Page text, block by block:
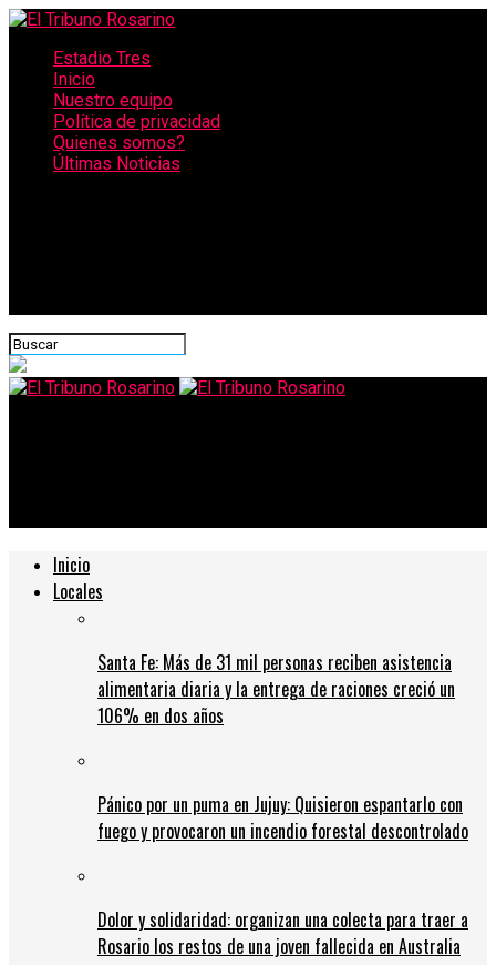
Estadio Tres
Inicio
Nuestro equipo
Política de privacidad
Quienes somos?
Últimas Noticias
Inicio
Locales
Santa Fe: Más de 31 mil personas reciben asistencia
alimentaria diaria y la entrega de raciones creció un
106% en dos años
Pánico por un puma en Jujuy: Quisieron espantarlo con
fuego y provocaron un incendio forestal descontrolado
Dolor y solidaridad: organizan una colecta para traer a
Rosario los restos de una joven fallecida en Australia